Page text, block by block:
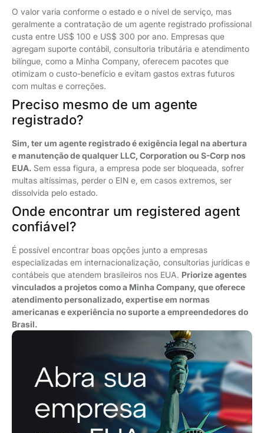
O valor varia conforme o estado e o nível de serviço, mas
geralmente a contratação de um agente registrado profissional
custa entre US$ 100 e US$ 300 por ano. Empresas que
agregam suporte contábil, consultoria tributária e atendimento
bilíngue, como a Minha Company, oferecem pacotes que
otimizam o custo-benefício e evitam gastos extras futuros
com multas e correções.
Preciso mesmo de um agente
registrado?
Sim, ter um agente registrado é exigência legal na abertura
e manutenção de qualquer LLC, Corporation ou S-Corp nos
EUA. Sem essa figura, a empresa pode ser bloqueada, sofrer
multas altíssimas, perder o EIN e, em casos extremos, ser
dissolvida pelo estado.
Onde encontrar um registered agent
confiável?
É possível encontrar boas opções junto a empresas
especializadas em internacionalização, consultorias jurídicas e
contábeis que atendem brasileiros nos EUA. Priorize agentes
vinculados a projetos como a Minha Company, que oferece
atendimento personalizado, expertise em normas
americanas e experiência no suporte a empreendedores do
Brasil.